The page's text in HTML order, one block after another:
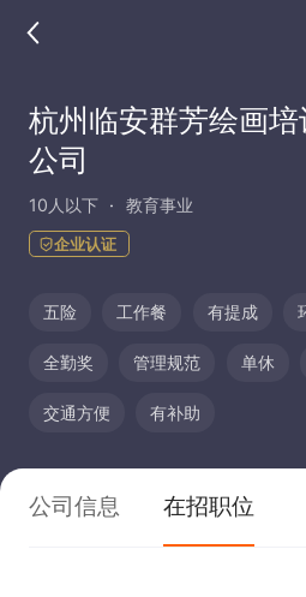
杭州临安群芳绘画培
公司
10人以下 教育事业
企业认证
五险 工作餐 有提成
全勤奖 管理规范 单休
交通方便 有补助
公司信息 在招职位